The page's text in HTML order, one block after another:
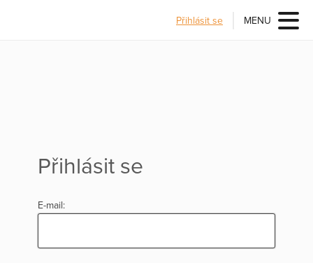
Přihlásit se MENU
Přihlásit se
E-mail: